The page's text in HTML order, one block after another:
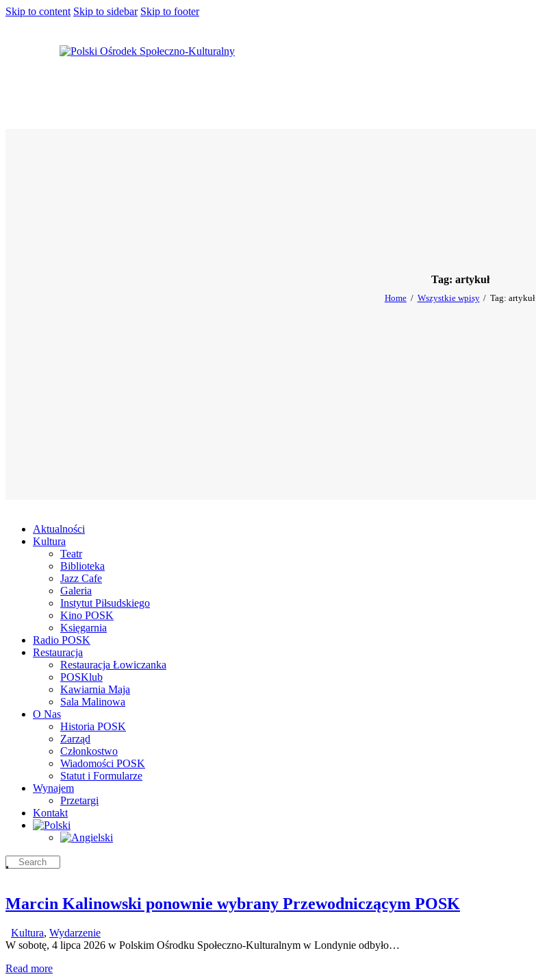
Skip to content Skip to sidebar Skip to footer
Tag: artykuł
Home Wszystkie wpisy Tag: artykuł
Aktualności
Kultura
Teatr
Biblioteka
Jazz Cafe
Galeria
Instytut Piłsudskiego
Kino POSK
Księgarnia
Radio POSK
Restauracja
Restauracja Łowiczanka
POSKlub
Kawiarnia Maja
Sala Malinowa
O Nas
Historia POSK
Zarząd
Członkostwo
Wiadomości POSK
Statut i Formularze
Wynajem
Przetargi
Kontakt
Marcin Kalinowski ponownie wybrany Przewodniczącym POSK
Kultura, Wydarzenie
W sobotę, 4 lipca 2026 w Polskim Ośrodku Społeczno-Kulturalnym w Londynie odbyło…
Read more